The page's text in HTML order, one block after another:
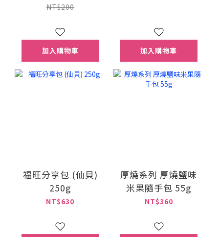
NT$200
加入購物車 加入購物車
福旺分享包 (仙貝)
250g
NT$630
厚燒系列 厚燒鹽味
米果隨手包 55g
NT$360